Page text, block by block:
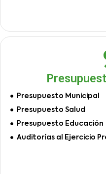
Presupuesto Municipal
Presupuesto Salud
Presupuesto Educación
Auditorías al Ejercicio